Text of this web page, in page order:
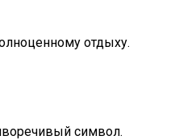
отдыху.
символ.